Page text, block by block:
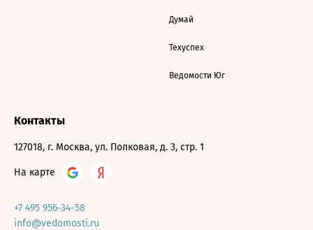
Думай
Техуспех
Ведомости Юг
Контакты
127018, г. Москва, ул. Полковая, д. 3, стр. 1
На карте
+7 495 956-34-58
info@vedomosti.ru